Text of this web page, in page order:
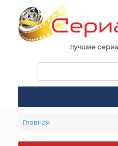
content
лучшие
поиска:
Главная